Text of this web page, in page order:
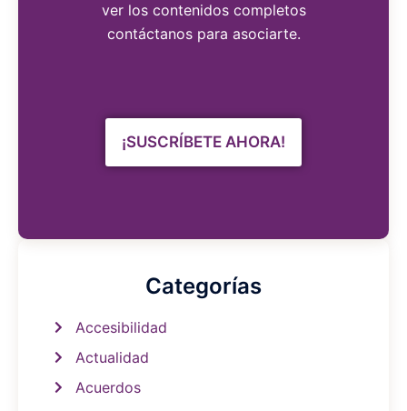
ver los contenidos completos
contáctanos para asociarte.
¡SUSCRÍBETE AHORA!
Categorías
Accesibilidad
Actualidad
Acuerdos